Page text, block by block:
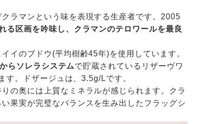
ラマンという味を表現する生産者です。2005
る区画を吟味し、クラマンのテロワールを最良
イのブドウ(平均樹齢45年)を使用しています。
らソレラシステムで貯蔵されているリザーヴワ
。ドザージュは、3.5g/Lです。
の奥には上質なミネラルが感じられます。クラ
果実が完璧なバランスを生み出したフラッグシ